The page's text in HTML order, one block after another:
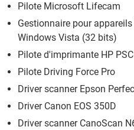
Pilote Microsoft Lifecam
Gestionnaire pour
Windows Vista (32 bits)
Pilote d'imprimante HP
Pilote Driving Force Pro
Driver scanner Epson
Driver Canon EOS 350D
Driver scanner CanoScan